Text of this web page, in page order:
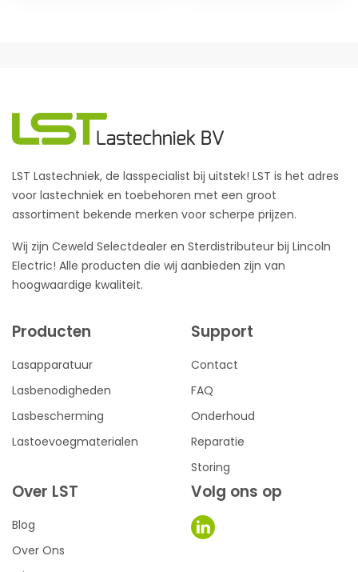
LST Lastechniek, de lasspecialist bij uitstek! LST is het adres
voor lastechniek en toebehoren met een groot
assortiment bekende merken voor scherpe prijzen.
Wij zijn Ceweld Selectdealer en Sterdistributeur bij Lincoln
Electric! Alle producten die wij aanbieden zijn van
hoogwaardige kwaliteit.
Producten
Lasapparatuur
Lasbenodigheden
Lasbescherming
Lastoevoegmaterialen
Support
Contact
FAQ
Onderhoud
Reparatie
Storing
Over LST
Blog
Over Ons
Volg ons op